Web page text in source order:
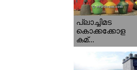
പ്ലാച്ചിമട
കൊക്കക്കോള
കമ്...